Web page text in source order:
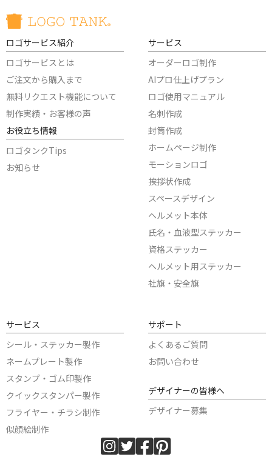
ロゴサービス紹介
ロゴサービスとは
ご注文から購入まで
無料リクエスト機能について
制作実績・お客様の声
お役立ち情報
ロゴタンクTips
お知らせ
サービス
オーダーロゴ制作
AIプロ仕上げプラン
ロゴ使用マニュアル
名刺作成
封筒作成
ホームページ制作
モーションロゴ
挨拶状作成
スペースデザイン
ヘルメット本体
氏名・血液型ステッカー
資格ステッカー
ヘルメット用ステッカー
社旗・安全旗
サービス
シール・ステッカー製作
ネームプレート製作
スタンプ・ゴム印製作
クイックスタンパー製作
フライヤー・チラシ制作
似顔絵制作
サポート
よくあるご質問
お問い合わせ
デザイナーの皆様へ
デザイナー募集